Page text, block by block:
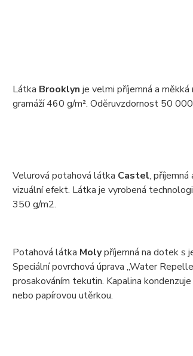
Látka Brooklyn je velmi příjemná a
gramáží 460 g/m². Oděruvzdornost 50
Velurová potahová látka Castel, příjemná
vizuální efekt. Látka je vyrobená
350 g/m2.
Potahová látka Molypříjemná na dotek s
Speciální povrchová úprava „Water
prosakováním tekutin. Kapalina
nebo papírovou utěrkou.